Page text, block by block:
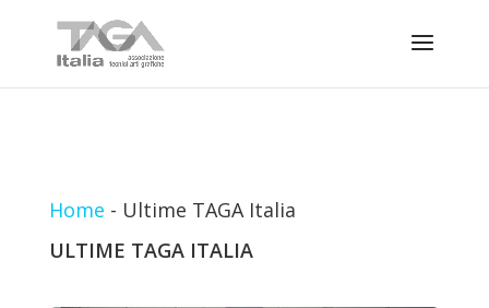
Home - Ultime TAGA Italia
ULTIME TAGA ITALIA